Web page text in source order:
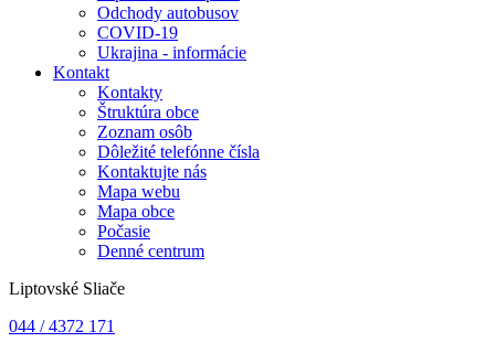
Odchody autobusov
COVID-19
Ukrajina - informácie
Kontakt
Kontakty
Štruktúra obce
Zoznam osôb
Dôležité telefónne čísla
Kontaktujte nás
Mapa webu
Mapa obce
Počasie
Denné centrum
Liptovské Sliače
044 / 4372 171